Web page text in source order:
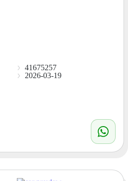
41675257
2026-03-19